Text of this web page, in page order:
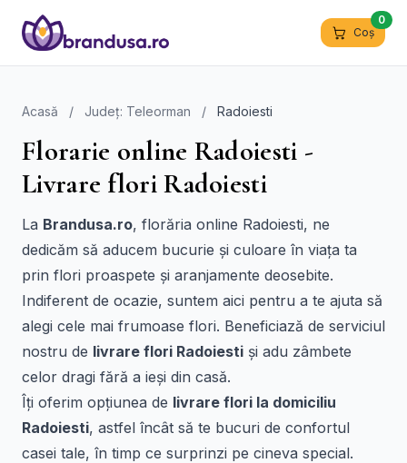
Coș
0
Acasă / Județ: Teleorman / Radoiesti
Florarie online Radoiesti -
Livrare flori Radoiesti
La Brandusa.ro, florăria online Radoiesti, ne
dedicăm să aducem bucurie și culoare în viața ta
prin flori proaspete și aranjamente deosebite.
Indiferent de ocazie, suntem aici pentru a te ajuta să
alegi cele mai frumoase flori. Beneficiază de serviciul
nostru de livrare flori Radoiesti și adu zâmbete
celor dragi fără a ieși din casă.
Îți oferim opțiunea de livrare flori la domiciliu
Radoiesti, astfel încât să te bucuri de confortul
casei tale, în timp ce surprinzi pe cineva special.